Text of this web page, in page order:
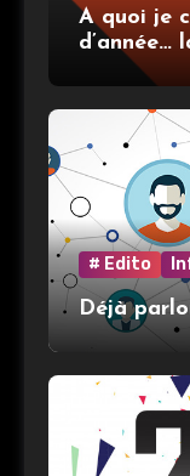
A quoi je
d’année…
# Edito
Déjà